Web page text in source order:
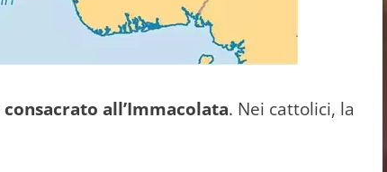
consacrato all’Immacolata. Nei cattolici, la